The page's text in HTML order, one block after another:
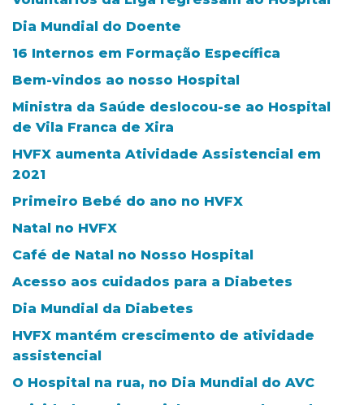
Dia Mundial do Doente
16 Internos em Formação Específica
Bem-vindos ao nosso Hospital
Ministra da Saúde deslocou-se ao Hospital
de Vila Franca de Xira
HVFX aumenta Atividade Assistencial em
2021
Primeiro Bebé do ano no HVFX
Natal no HVFX
Café de Natal no Nosso Hospital
Acesso aos cuidados para a Diabetes
Dia Mundial da Diabetes
HVFX mantém crescimento de atividade
assistencial
O Hospital na rua, no Dia Mundial do AVC